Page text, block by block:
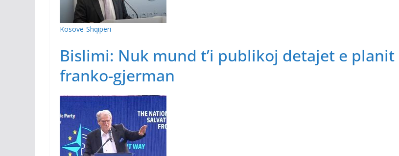
Kosovë-Shqipëri
Bislimi: Nuk mund t’i publikoj detajet e planit
franko-gjerman